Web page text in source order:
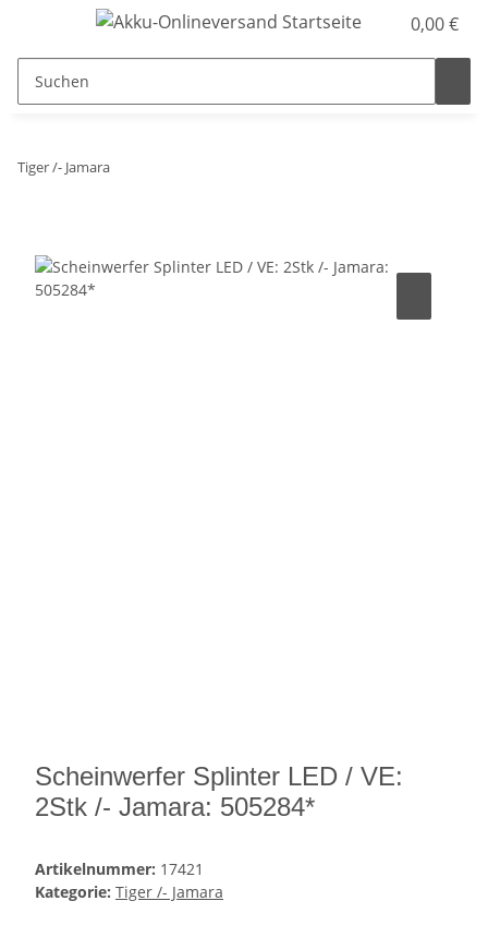
0,00 €
Tiger /- Jamara
Scheinwerfer Splinter LED / VE:
2Stk /- Jamara: 505284*
Artikelnummer: 17421
Kategorie: Tiger /- Jamara